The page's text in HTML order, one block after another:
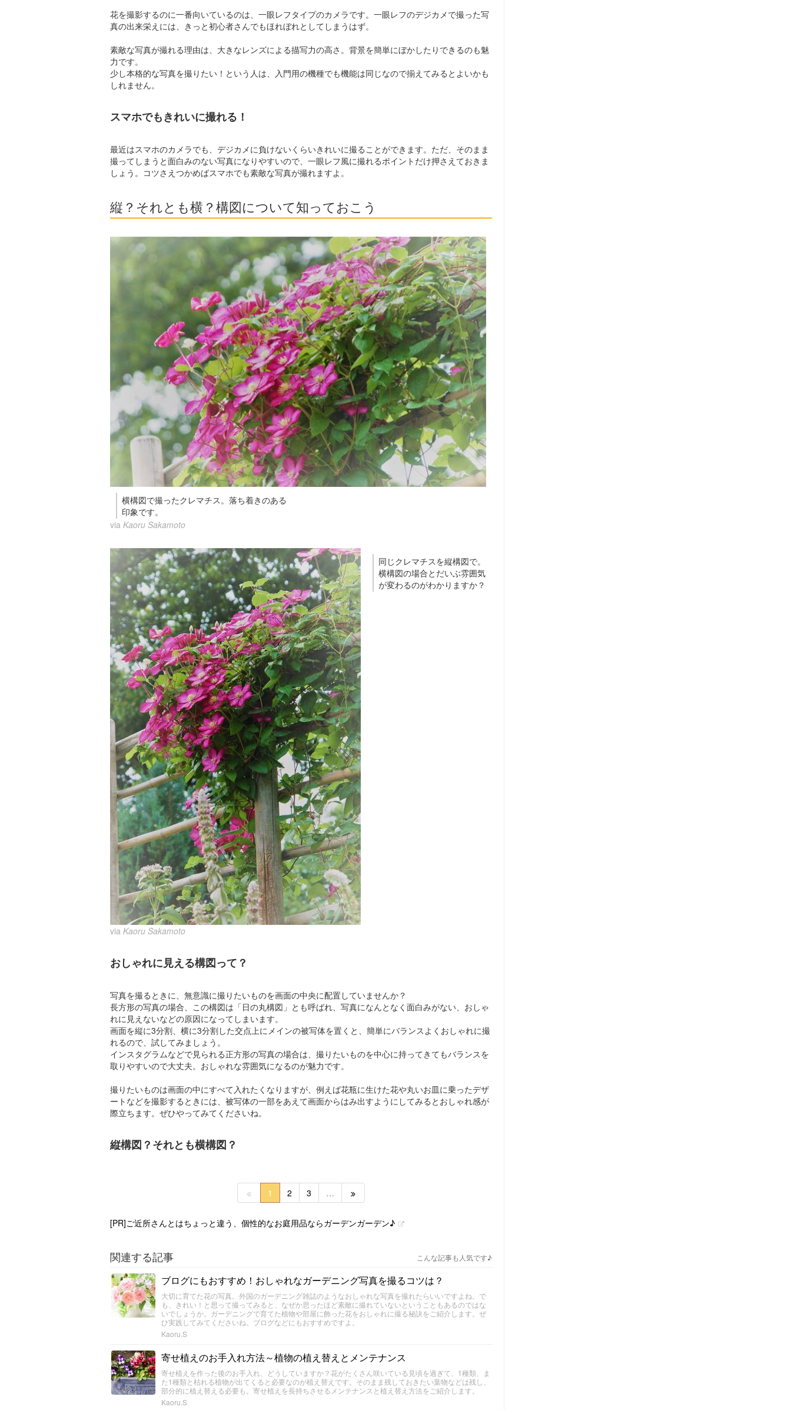
花を撮影するのに一番向いているのは、一眼レフタイプのカメラです。一眼レフのデジカメで撮った写
真の出来栄えには、きっと初心者さんでもほれぼれとしてしまうはず。
素敵な写真が撮れる理由は、大きなレンズによる描写力の高さ。背景を簡単にぼかしたりできるのも魅
力です。
少し本格的な写真を撮りたい！という人は、入門用の機種でも機能は同じなので揃えてみるとよいかも
しれません。
スマホでもきれいに撮れる！
最近はスマホのカメラでも、デジカメに負けないくらいきれいに撮ることができます。ただ、そのまま
撮ってしまうと面白みのない写真になりやすいので、一眼レフ風に撮れるポイントだけ押さえておきま
しょう。コツさえつかめばスマホでも素敵な写真が撮れますよ。
縦？それとも横？構図について知っておこう
横構図で撮ったクレマチス。落ち着きのある
印象です。
via Kaoru Sakamoto
同じクレマチスを縦構図で。
横構図の場合とだいぶ雰囲気
が変わるのがわかりますか？
via Kaoru Sakamoto
おしゃれに見える構図って？
写真を撮るときに、無意識に撮りたいものを画面の中央に配置していませんか？
長方形の写真の場合、この構図は「日の丸構図」とも呼ばれ、写真になんとなく面白みがない、おしゃ
れに見えないなどの原因になってしまいます。
画面を縦に3分割、横に3分割した交点上にメインの被写体を置くと、簡単にバランスよくおしゃれに撮
れるので、試してみましょう。
インスタグラムなどで見られる正方形の写真の場合は、撮りたいものを中心に持ってきてもバランスを
取りやすいので大丈夫。おしゃれな雰囲気になるのが魅力です。
撮りたいものは画面の中にすべて入れたくなりますが、例えば花瓶に生けた花や丸いお皿に乗ったデザ
ートなどを撮影するときには、被写体の一部をあえて画面からはみ出すようにしてみるとおしゃれ感が
際立ちます。ぜひやってみてくださいね。
縦構図？それとも横構図？
1 2 3 …
[PR]ご近所さんとはちょっと違う、個性的なお庭用品ならガーデンガーデン♪
関連する記事 こんな記事も人気です♪
ブログにもおすすめ！おしゃれなガーデニング写真を撮るコツは？
大切に育てた花の写真。外国のガーデニング雑誌のようなおしゃれな写真を撮れたらいいですよね。で
も、きれい！と思って撮ってみると、なぜか思ったほど素敵に撮れていないということもあるのではな
いでしょうか。ガーデニングで育てた植物や部屋に飾った花をおしゃれに撮る秘訣をご紹介します。ぜ
ひ実践してみてくださいね。ブログなどにもおすすめですよ。
Kaoru.S
寄せ植えのお手入れ方法～植物の植え替えとメンテナンス
寄せ植えを作った後のお手入れ、どうしていますか？花がたくさん咲いている見頃を過ぎて、1種類、ま
た1種類と枯れる植物が出てくると必要なのが植え替えです。そのまま残しておきたい葉物などは残し、
部分的に植え替える必要も。寄せ植えを長持ちさせるメンテナンスと植え替え方法をご紹介します。
Kaoru.S